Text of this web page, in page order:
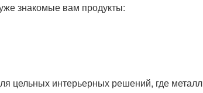
знакомые вам продукты:
цельных интерьерных решений, где металл